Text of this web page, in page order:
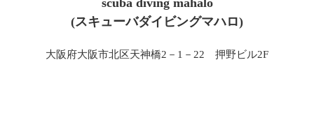
scuba diving mahalo
(スキューバダイビングマハロ)
大阪府大阪市北区天神橋2－1－22 押野ビル2F